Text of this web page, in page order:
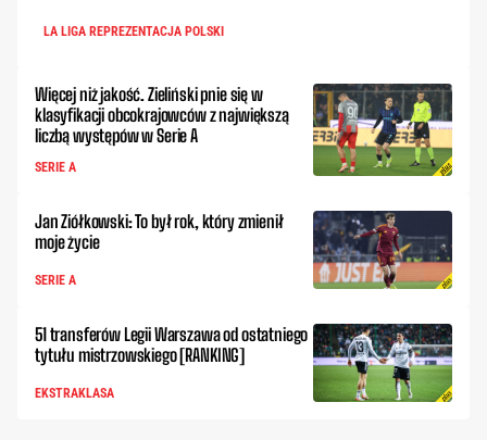
LA LIGA REPREZENTACJA POLSKI
Więcej niż jakość. Zieliński pnie się w
klasyfikacji obcokrajowców z największą
liczbą występów w Serie A
SERIE A
Jan Ziółkowski: To był rok, który zmienił
moje życie
SERIE A
51 transferów Legii Warszawa od ostatniego
tytułu mistrzowskiego [RANKING]
EKSTRAKLASA